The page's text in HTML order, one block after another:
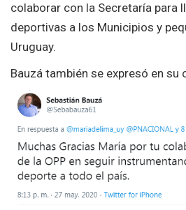
colaborar con la Secretaría para
deportivas a los Municipios y
Uruguay.
Bauzá también se expresó en su